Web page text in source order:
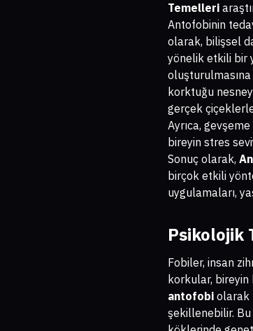
Temelleri
Antofobinin
olarak, bilişsel
yönelik etkili bir
korktuğu
gerçek
Ayrıca,
bireyin stres
Sonuç olarak,
birçok etkili
uygulamaları,
Psikolojik
Fobiler, insan
korkular,
antofobi olarak
şekillenebilir.